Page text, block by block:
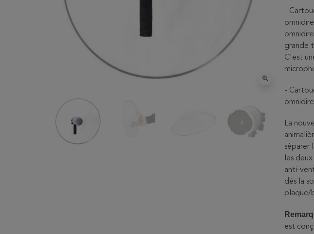
zoom_in
-
grande
C'est
-
La
séparer
les
anti-
dès la
plaque/
est